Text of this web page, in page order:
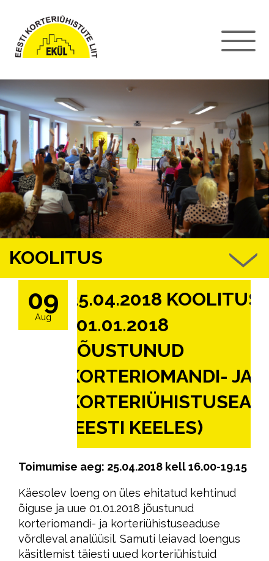
KOOLITUS
09
Aug
25.04.2018 KOOLITUS
“01.01.2018
JÕUSTUNUD
KORTERIOMANDI- JA
(EESTI KEELES)
Toimumise aeg: 25.04.2018 kell 16.00-19.15
Käesolev loeng on üles ehitatud kehtinud
õiguse ja uue 01.01.2018 jõustunud
korteriomandi- ja korteriühistuseaduse
võrdleval analüüsil. Samuti leiavad loengus
käsitlemist täiesti uued korteriühistuid